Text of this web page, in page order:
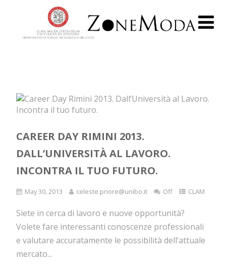
CAREER DAY RIMINI 2013.
DALL’UNIVERSITÀ AL LAVORO.
INCONTRA IL TUO FUTURO.
May 30, 2013 celeste.priore@unibo.it Off CLAM
Siete in cerca di lavoro e nuove opportunità?
Volete fare interessanti conoscenze professionali
e valutare accuratamente le possibilità dell’attuale
mercato...